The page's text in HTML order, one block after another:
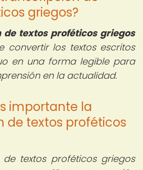
griegos?
textos proféticos griegos
convertir los textos escritos
en una forma legible para
en la actualidad.
importante la
de textos proféticos
textos proféticos griegos